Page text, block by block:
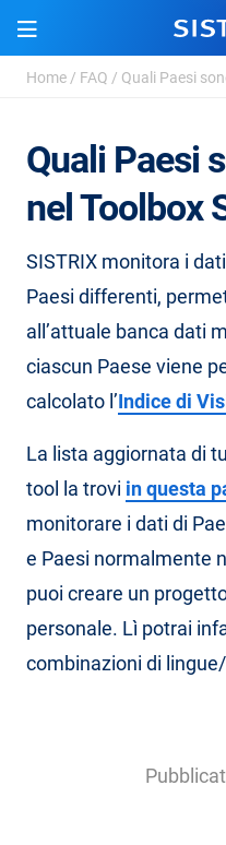
Home / FAQ / Quali Paesi
Quali Paesi
nel Toolbox
SISTRIX monitora i
Paesi differenti,
all’attuale banca dati
ciascun Paese viene
calcolato l’Indice di
La lista aggiornata di
tool la trovi in questa
monitorare i dati di
e Paesi normalmente
puoi creare un
personale. Lì potrai
combinazioni di